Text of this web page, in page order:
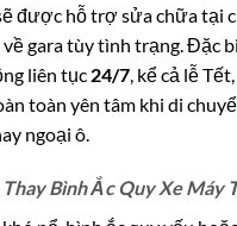
được hỗ trợ sửa chữa tại
gara tùy tình trạng. Đặc
liên tục 24/7, kể cả lễ
toàn yên tâm khi di
ngoại ô.
Thay Bình Ắc Quy Xe Máy